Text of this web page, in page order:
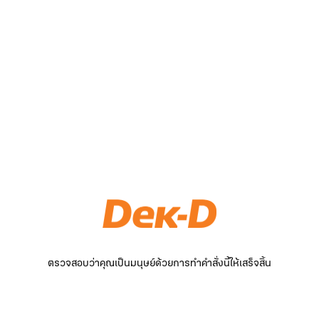
ตรวจสอบว่าคุณเป็นมนุษย์ด้วยการทำคำสั่งนี้ให้เสร็จสิ้น